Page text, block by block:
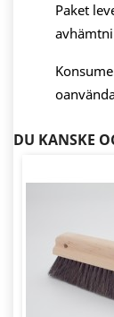
Paket
DU KANSKE